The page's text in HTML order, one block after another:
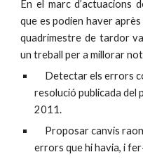
En el marc d’actuacions
que es podien haver après
quadrimestre de tardor
un treball per a millorar
resolució publicada del
2011.
errors que hi havia, i